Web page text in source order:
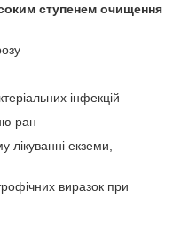
ступенем очищення
інфекцій
ран
екземи,
виразок при